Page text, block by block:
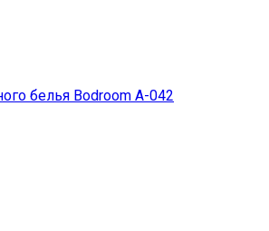
белья Bodroom A-042